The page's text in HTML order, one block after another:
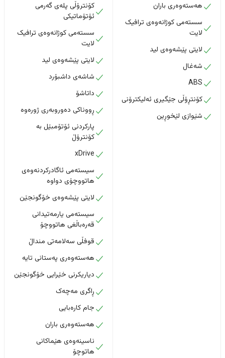
هەستەوەری باران
سستەمی کوژانەوەی ترافیک
لایت
لایتی پێشەوەی لید
شەغال
ABS
کۆنتڕۆڵی جێگیری ئەلیکترۆنی
شێوازی لێخوڕین
کۆنترۆڵی پلەی گەرمی
ئۆتۆماتیکی
سستەمی کوژانەوەی ترافیک
لایت
لایتی پێشەوەی لید
شاشەی داشبۆرد
داتاشۆ
ڕووناکی دەوروبەری ژورەوە
پارکردنی ئۆتۆمبێل بە
کۆنترۆڵ
xDrive
سیستەمی ئاگادرکردنەوەی
هاتووچۆی دواوە
لایتی پێشەوەی خۆگونجێن
سیستەمی یارمەتیدانی
قەرەباڵغی هاتووچۆ
قوفڵی سەلامەتی منداڵ
هەستەوەری پەستانی تایە
دیاریکرنی خێرایی خۆگونجێن
ڕاگری مەچەک
جام کارەبایی
هەستەوەری باران
ناسینەوەی هێماکانی
هاتوچۆ